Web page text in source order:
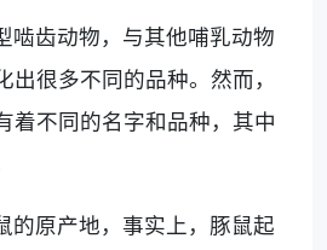
啮齿动物，与其他哺乳动物
很多不同的品种。然而，
着不同的名字和品种，其中
的原产地，事实上，豚鼠起